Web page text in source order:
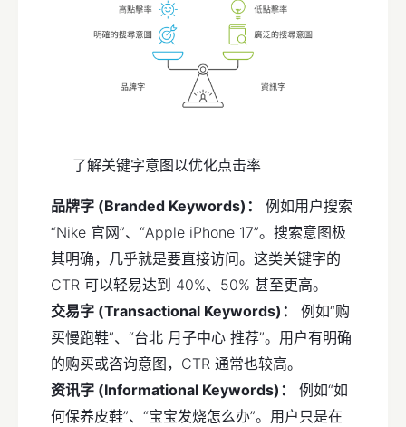
了解关键字意图以优化点击率
品牌字 (Branded Keywords)：
例如用户搜索
“Nike 官网”、“Apple iPhone 17”。搜索意图极
其明确，几乎就是要直接访问。这类关键字的
CTR 可以轻易达到 40%、50% 甚至更高。
交易字 (Transactional Keywords)：
例如“购
买慢跑鞋”、“台北 月子中心 推荐”。用户有明确
的购买或咨询意图，CTR 通常也较高。
资讯字 (Informational Keywords)：
例如“如
何保养皮鞋”、“宝宝发烧怎么办”。用户只是在